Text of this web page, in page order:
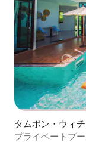
タムボン・ウィ
プライベートプ